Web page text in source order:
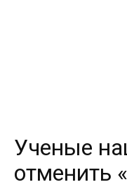
Ученые
отменить